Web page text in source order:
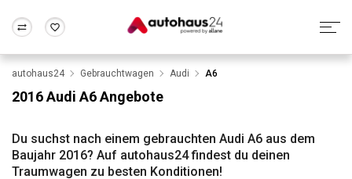
Wir bewerten dein Auto
Alle Fragen & Antworten
Rund um die Inzahlungnahme
Frankfurt Wuppertal
autohaus24 Gebrauchtwagen Audi A6
2016 Audi A6 Angebote
Du suchst nach einem gebrauchten Audi A6 aus dem
Baujahr 2016? Auf autohaus24 findest du deinen
Traumwagen zu besten Konditionen!